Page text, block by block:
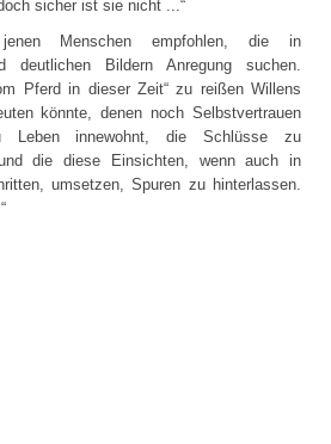
sicher ist sie nicht ...“
Menschen empfohlen, die in
deutlichen Bildern Anregung suchen.
Pferd in dieser Zeit“ zu reißen Willens
könnte, denen noch Selbstvertrauen
innewohnt, die Schlüsse zu
die diese Einsichten, wenn auch in
umsetzen, Spuren zu hinterlassen.